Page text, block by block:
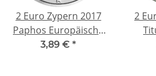
2 Euro Zypern 2017
Paphos Europäische
3,89 € *
2